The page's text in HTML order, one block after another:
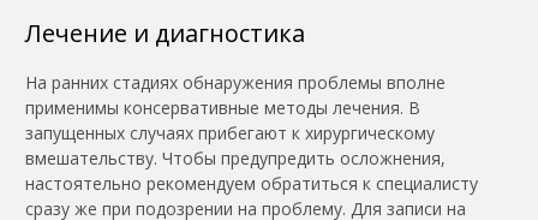
Лечение и диагностика
На ранних стадиях обнаружения проблемы вполне
применимы консервативные методы лечения. В
запущенных случаях прибегают к хирургическому
вмешательству. Чтобы предупредить осложнения,
настоятельно рекомендуем обратиться к специалисту
сразу же при подозрении на проблему. Для записи на